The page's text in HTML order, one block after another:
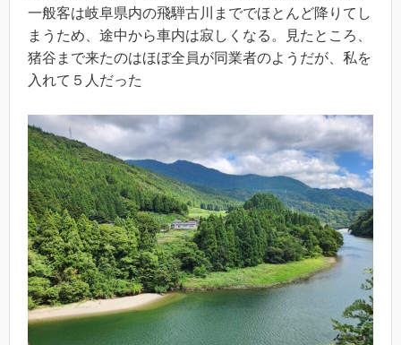
一般客は岐阜県内の飛騨古川まででほとんど降りてし
まうため、途中から車内は寂しくなる。見たところ、
猪谷まで来たのはほぼ全員が同業者のようだが、私を
入れて５人だった